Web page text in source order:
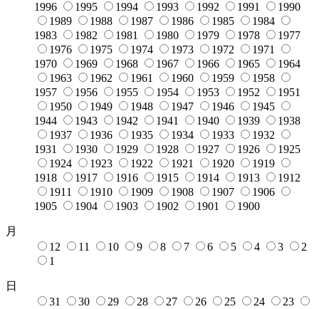
1996
1995 1994 1993 1992 1991
1990
1989
1988 1987 1986 1985
1984
1983
1982 1981 1980 1979 1978
1977
1976
1975 1974 1973 1972
1971
1970
1969 1968 1967 1966 1965
1964
1963
1962 1961 1960 1959
1958
1957
1956 1955 1954 1953 1952
1951
1950
1949 1948 1947 1946
1945
1944
1943 1942 1941 1940 1939
1938
1937
1936 1935 1934 1933
1932
1931
1930 1929 1928 1927 1926
1925
1924
1923 1922 1921 1920
1919
1918
1917 1916 1915 1914 1913
1912
1911
1910 1909 1908 1907
1906
1905
1904 1903 1902 1901 1900
月
12
11 10 9 8 7 6 5 4 3
2
1
日
31
30 29 28 27 26 25 24
23